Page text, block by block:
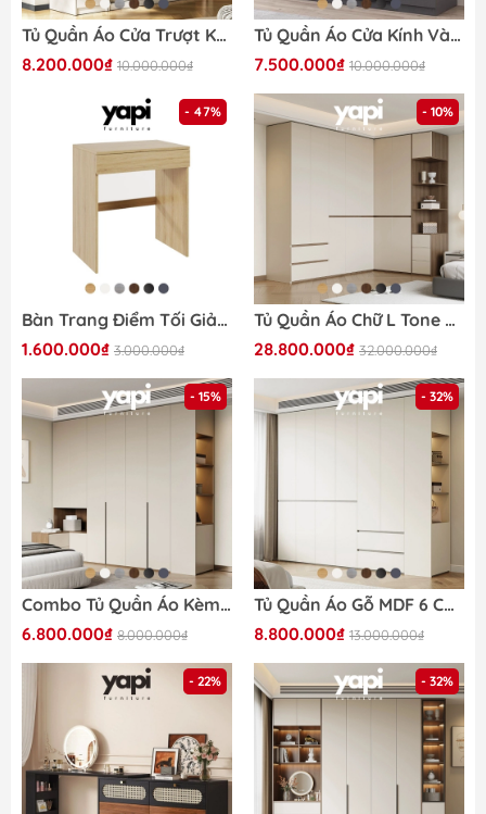
Tủ Quần Áo Cửa Trượt Kèm Kệ Và Ngăn Kéo, Màu Trắng phối Xanh Lá, 260x60x200cm Yapi-241
8.200.000₫ 10.000.000₫
Tủ Quần Áo Cửa Kính Và Tủ Phụ Hiện Đại Bằng Gỗ MDF Chống Ẩm Cho Phòng Ngủ 240x50x190 Yapi-249A
7.500.000₫ 10.000.000₫
- 47%
Bàn Trang Điểm Tối Giản Gỗ MDF Chống Ẩm Có Ngăn Kéo 70cmx45cmx75cm Yapi-803
1.600.000₫ 3.000.000₫
- 10%
Tủ Quần Áo Chữ L Tone Trắng Kèm Tủ Phụ Gỗ MDF - Nội Thất Phòng Ngủ 260x180x240cm Yapi-252
28.800.000₫ 32.000.000₫
- 15%
Combo Tủ Quần Áo Kèm Tab Đầu Giường Hiện Đại Gỗ MDF 280x58x240cm Yapi-254
6.800.000₫ 8.000.000₫
- 32%
Tủ Quần Áo Gỗ MDF 6 Cánh Hiện Đại Màu Trắng Kèm Tủ Phụ 200x58x240cm Yapi-255
8.800.000₫ 13.000.000₫
- 22% - 32%